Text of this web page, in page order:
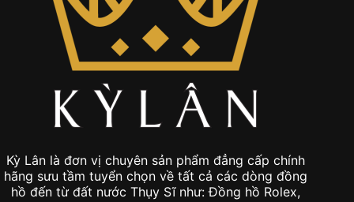
Kỳ Lân là đơn vị chuyên sản phẩm đẳng cấp chính
hãng sưu tầm tuyển chọn về tất cả các dòng đồng
hồ đến từ đất nước Thụy Sĩ như: Đồng hồ Rolex,